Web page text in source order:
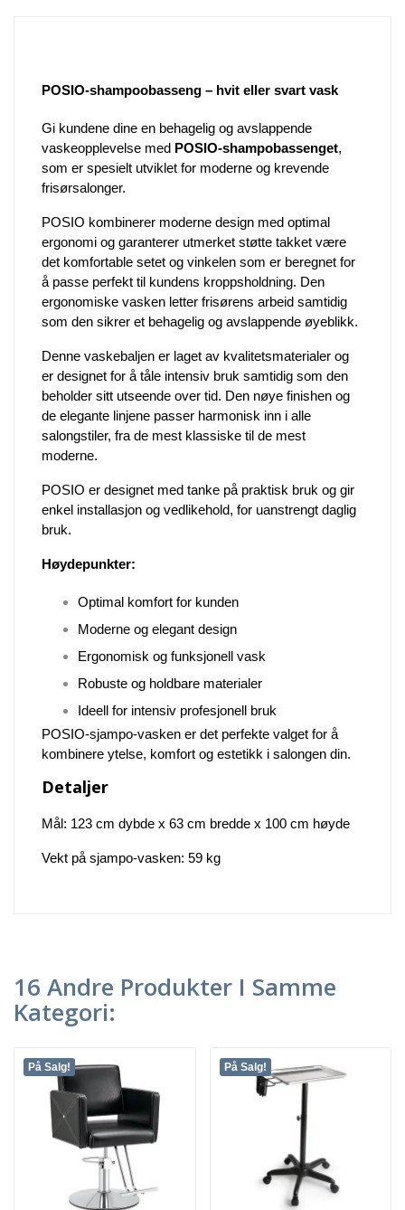
POSIO-shampoobasseng – hvit eller svart vask
Gi kundene dine en behagelig og avslappende
vaskeopplevelse med POSIO-shampobassenget,
som er spesielt utviklet for moderne og krevende
frisørsalonger.
POSIO kombinerer moderne design med optimal
ergonomi og garanterer utmerket støtte takket være
det komfortable setet og vinkelen som er beregnet for
å passe perfekt til kundens kroppsholdning. Den
ergonomiske vasken letter frisørens arbeid samtidig
som den sikrer et behagelig og avslappende øyeblikk.
Denne vaskebaljen er laget av kvalitetsmaterialer og
er designet for å tåle intensiv bruk samtidig som den
beholder sitt utseende over tid. Den nøye finishen og
de elegante linjene passer harmonisk inn i alle
salongstiler, fra de mest klassiske til de mest
moderne.
POSIO er designet med tanke på praktisk bruk og gir
enkel installasjon og vedlikehold, for uanstrengt daglig
bruk.
Høydepunkter:
Optimal komfort for kunden
Moderne og elegant design
Ergonomisk og funksjonell vask
Robuste og holdbare materialer
Ideell for intensiv profesjonell bruk
POSIO-sjampo-vasken er det perfekte valget for å
kombinere ytelse, komfort og estetikk i salongen din.
Detaljer
Mål: 123 cm dybde x 63 cm bredde x 100 cm høyde
Vekt på sjampo-vasken: 59 kg
16 Andre Produkter I Samme
Kategori:
På Salg! På Salg!